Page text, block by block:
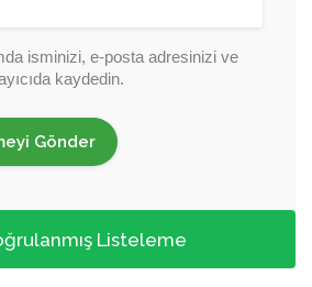
isminizi, e-posta adresinizi ve
kaydedin.
Listeleme